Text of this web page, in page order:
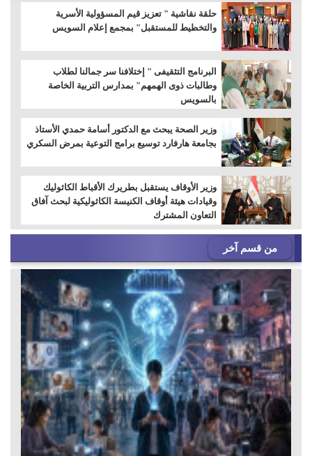
حلقة نقاشية " تعزيز قيم المسؤولية الأسرية
والتخطيط للمستقبل" بمجمع إعلام السويس
البرنامج التثقيفى " إختلافنا سر جمالنا لطلاب
وطالبات ذوى الهمهم" بمدارس التربية الخاصة
بالسويس
وزير الصحة يبحث مع الدكتور أسامة حمدي الأستاذ
بجامعة هارفارد توسيع برامج التوعية بمرض السكري
وزير الأوقاف يستقبل بطريرك الأقباط الكاثوليك
وقيادات هيئة أوقاف الكنيسة الكاثوليكية لبحث آفاق
التعاون المشترك
من قسم آخر